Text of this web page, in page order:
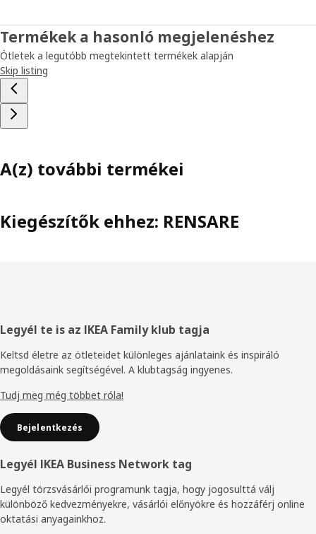
Termékek a hasonló megjelenéshez
Ötletek a legutóbb megtekintett termékek alapján
Skip listing
A(z) további termékei
Kiegészítők ehhez: RENSARE
Élőláb
Legyél te is az IKEA Family klub tagja
Keltsd életre az ötleteidet különleges ajánlataink és inspiráló
megoldásaink segítségével. A klubtagság ingyenes.
Tudj meg még többet róla!
Bejelentkezés
Legyél IKEA Business Network tag
Legyél törzsvásárlói programunk tagja, hogy jogosulttá válj
különböző kedvezményekre, vásárlói előnyökre és hozzáférj online
oktatási anyagainkhoz.